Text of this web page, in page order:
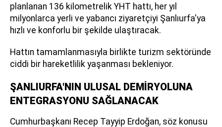
planlanan 136 kilometrelik YHT hattı, her yıl
milyonlarca yerli ve yabancı ziyaretçiyi Şanlıurfa'ya
hızlı ve konforlu bir şekilde ulaştıracak.
Hattın tamamlanmasıyla birlikte turizm sektöründe
ciddi bir hareketlilik yaşanması bekleniyor.
ŞANLIURFA'NIN ULUSAL DEMİRYOLUNA
ENTEGRASYONU SAĞLANACAK
Cumhurbaşkanı Recep Tayyip Erdoğan, söz konusu